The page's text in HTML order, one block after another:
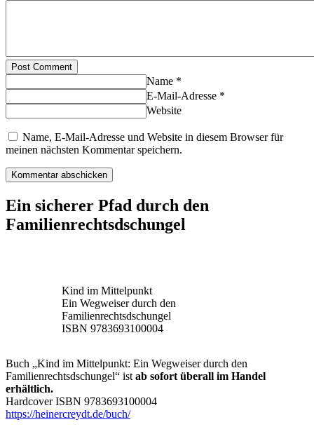
Post Comment
Name *
E-Mail-Adresse *
Website
Name, E-Mail-Adresse und Website in diesem Browser für
meinen nächsten Kommentar speichern.
Ein sicherer Pfad durch den
Familienrechtsdschungel
Kind im Mittelpunkt
Ein Wegweiser durch den
Familienrechtsdschungel
ISBN 9783693100004
Buch „Kind im Mittelpunkt: Ein Wegweiser durch den
Familienrechtsdschungel“ ist ab sofort überall im Handel
erhältlich.
Hardcover ISBN 9783693100004
https://heinercreydt.de/buch/